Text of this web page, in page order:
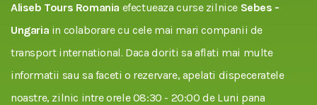
Aliseb Tours Romania efectueaza curse zilnice Sebes -
Ungaria in colaborare cu cele mai mari companii de
transport international. Daca doriti sa aflati mai multe
informatii sau sa faceti o rezervare, apelati dispeceratele
noastre, zilnic intre orele 08:30 - 20:00 de Luni pana